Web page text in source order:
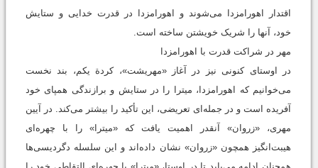
اقتدار اهورامزدا می‌شوند و اهورامزدا در قدرت خدایی و ستایش
خود، آنها را شریک خویشتن ساخته است.
مهر در شراکت قدرت با اهورامزدا
در اوستای کنونی نیز در آغاز «مهریشت»، کردة یکم، بند نخست
می‌خوانیم که اهورامزدا، میترا را در ستایش و برازندگی همپای خود
آفریده است و در جمله‌ای تعریضی، این تأکید را بیشتر می‌کند. در آیین
مهری، «زروان» آنقدر اهمیت یافت که «میترا» را با چهره‌ای
هیبت‌انگیز همچون «زروان» نشان داده‌اند و این سلسله دگردیسی‌ها